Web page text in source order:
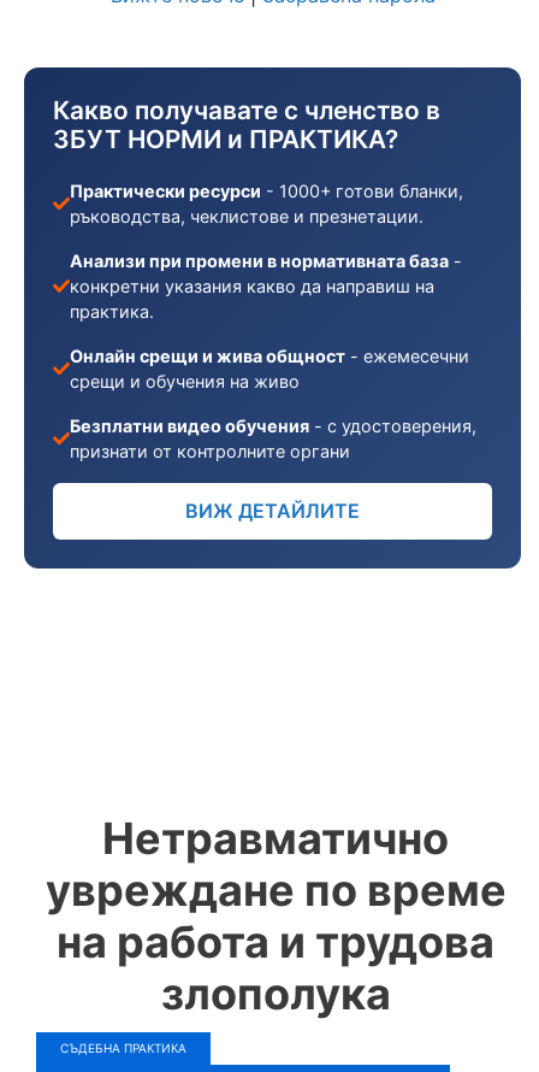
Нетравматично
увреждане по време
на работа и трудова
злополука
СЪДЕБНА ПРАКТИКА
Какво получавате с членство в
ЗБУТ НОРМИ и ПРАКТИКА?
Практически ресурси - 1000+ готови бланки,
ръководства, чеклистове и презнетации.
Анализи при промени в нормативната база -
конкретни указания какво да направиш на
практика.
Онлайн срещи и жива общност - ежемесечни
срещи и обучения на живо
Безплатни видео обучения - с удостоверения,
признати от контролните органи
ВИЖ ДЕТАЙЛИТЕ